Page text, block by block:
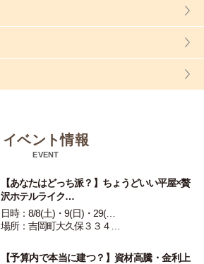
イベント情報
EVENT
【あなたはどっち派？】ちょうどいい平屋×贅
沢ホテルライク…
日時：8/8(土)・9(日)・29(…
場所：吉岡町大久保３３４…
【予算内で本当に建つ？】資材高騰・金利上